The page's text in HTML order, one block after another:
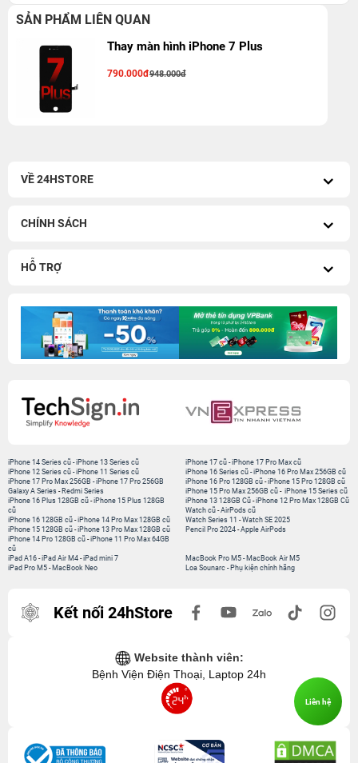
SẢN PHẨM LIÊN QUAN
Thay màn hình iPhone 7 Plus
790.000đ948.000đ
VỀ 24HSTORE
CHÍNH SÁCH
HỖ TRỢ
iPhone 14 Series cũ -iPhone 13 Series cũ
iPhone 12 Series cũ -iPhone 11 Series cũ
iPhone 17 Pro Max 256GB -iPhone 17 Pro 256GB
Galaxy A Series - Redmi Series
iPhone 17 cũ-iPhone 17 Pro Max cũ
iPhone 16 Series cũ- iPhone 16 Pro Max 256GB cũ
iPhone 16 Pro 128GB cũ-iPhone 15 Pro 128GB cũ
iPhone 15 Pro Max 256GB cũ- iPhone 15 Series cũ
iPhone 16 Plus 128GB cũ -iPhone 15 Plus 128GB
cũ
iPhone 16 128GB cũ -iPhone 14 Pro Max 128GB cũ
iPhone 15 128GB cũ -iPhone 13 Pro Max 128GB cũ
iPhone 14 Pro 128GB cũ -iPhone 11 Pro Max 64GB
cũ
iPhone 13 128GB Cũ-iPhone 12 Pro Max 128GB Cũ
Watch cũ-AirPods cũ
Watch Series 11 -Watch SE 2025
Pencil Pro 2024-Apple AirPods
iPad A16 -iPad Air M4 -iPad mini 7
iPad Pro M5 - MacBook Neo
MacBook Pro M5- MacBook Air M5
Loa Sounarc- Phụ kiện chính hãng
Kết nối 24hStore
Website thành viên:
Bệnh Viện Điện Thoại, Laptop 24h
Liên hệ